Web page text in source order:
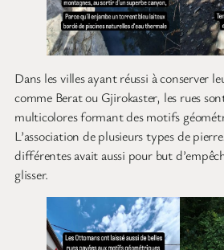
Dans les villes ayant réussi à conserver
comme Berat ou Gjirokaster, les rues
multicolores formant des motifs
L’association de plusieurs types de
différentes avait aussi pour but
glisser.